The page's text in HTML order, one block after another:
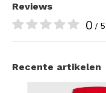
Reviews
0 / 5
Recente artikelen